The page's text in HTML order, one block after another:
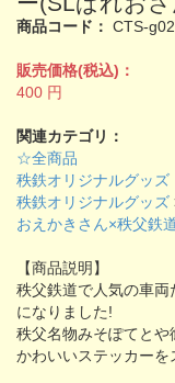
商品コード： CTS-
販売価格(税込)：
400 円
関連カテゴリ：
☆全商品
秩鉄オリジナルグッズ
秩鉄オリジナルグッズ
おえかきさん×秩父鉄
【商品説明】
秩父鉄道で人気の車
になりました!
秩父名物みそぽてと
かわいいステッカー